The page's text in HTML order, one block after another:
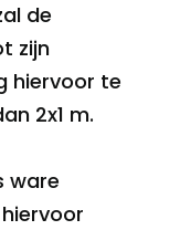
de
zijn
hiervoor te
2x1 m.
ware